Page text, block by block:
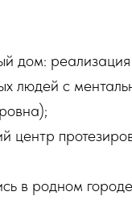
дом:
людей с
центр
в родном